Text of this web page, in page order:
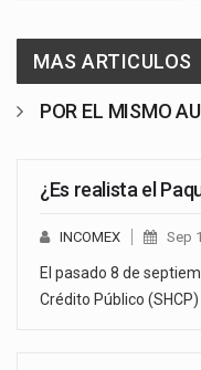
MAS ARTICULOS
POR EL MISMO
¿Es realista el
INCOMEX Sep
El pasado 8 de
Crédito Público